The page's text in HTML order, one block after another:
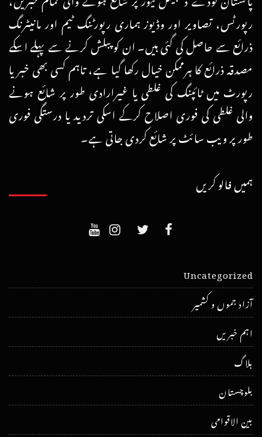
رپورٹس، تصاویر اور وڈیوز ہماری رپورٹنگ ٹیم اور مانیٹرنگ
ذرائع سے حاصل کی گئی ہیں۔ ان کو پبلش کرنے سے پہلے اسکے
مصدقہ ذرائع کا ہرممکن خیال رکھا گیا ہے، تاہم کسی بھی خبر یا
رپورٹ میں ٹائپنگ کی غلطی یا غیرارادی طور پر شائع ہونے
والی غلطی کی فوری اصلاح کرکے اسکی تردید یا درستگی فوری
طور پر ویب سائٹ پر شائع کردی جاتی ہے۔
ہمیں فالو کریں
Uncategorized
آزاد جموں و کشمیر
اہم خبریں
بلاگ
بلوچستان
بین الاقوامی